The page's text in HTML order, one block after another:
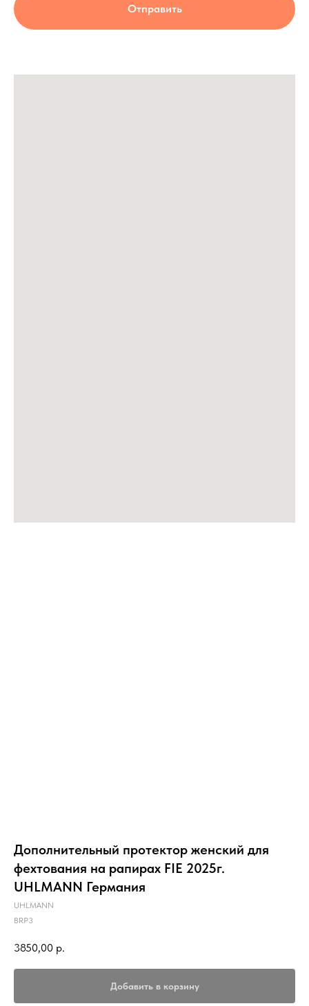
Отправить
Дополнительный протектор женский для
фехтования на рапирах FIE 2025г.
UHLMANN Германия
UHLMANN
BRP3
3850,00 р.
Добавить в корзину